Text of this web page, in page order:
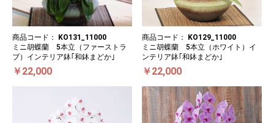
商品コード：
KO131_11000
ミニ胡蝶蘭 5本立（ファーストラ
ブ）インテリア鉢｢和鉢まどか｣
￥22,000
商品コード：
KO129_11000
ミニ胡蝶蘭 5本立（ホワイト）イ
ンテリア鉢｢和鉢まどか｣
￥22,000